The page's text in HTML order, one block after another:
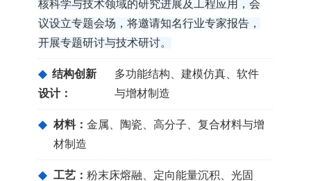
核科学与技术领域的研究进展及工程应用，会
议设立专题会场，将邀请知名行业专家报告，
开展专题研讨与技术研讨。
◆ 结构创新
设计：
多功能结构、建模仿真、软件
与增材制造
◆ 材料： 金属、陶瓷、高分子、复合材料与增
材制造
◆ 工艺： 粉末床熔融、定向能量沉积、光固